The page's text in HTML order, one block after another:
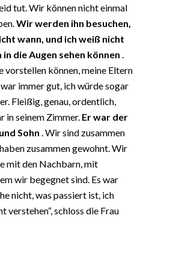
tut. Wir können nicht einmal
Wir werden ihn besuchen,
wann, und ich weiß nicht
die Augen sehen können
vorstellen können, meine Eltern
immer gut, ich würde sogar
Fleißig, genau, ordentlich,
in seinem Zimmer. Er war der
Sohn . Wir sind zusammen
zusammen gewohnt. Wir
mit den Nachbarn, mit
wir begegnet sind. Es war
nicht, was passiert ist, ich
verstehen“, schloss die Frau